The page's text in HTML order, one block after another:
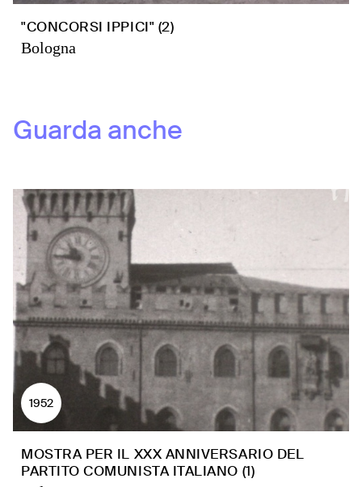
"CONCORSI IPPICI" (2)
Bologna
Guarda anche
1952
MOSTRA PER IL XXX ANNIVERSARIO DEL
PARTITO COMUNISTA ITALIANO (1)